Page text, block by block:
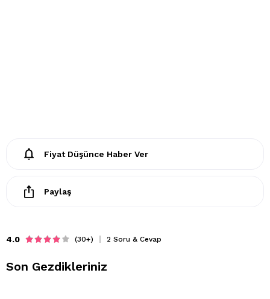
Fiyat Düşünce Haber Ver
Paylaş
4.0 (30+) 2 Soru & Cevap
Son Gezdikleriniz